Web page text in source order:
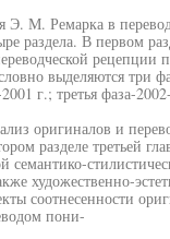
Э. М. Ремарка в
раздела. В первом
выделяются три
г.; третья фаза-
оригиналов и
разделе третьей
семантико-
художественно-
соотнесенности
пони-